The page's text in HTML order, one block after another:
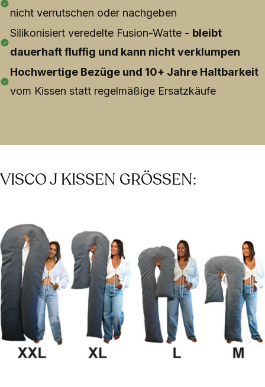
nicht verrutschen oder nachgeben
Silikonisiert veredelte Fusion-Watte - bleibt
dauerhaft fluffig und kann nicht verklumpen
Hochwertige Bezüge und 10+ Jahre Haltbarkeit
vom Kissen statt regelmäßige Ersatzkäufe
VISCO J KISSEN GRÖSSEN: